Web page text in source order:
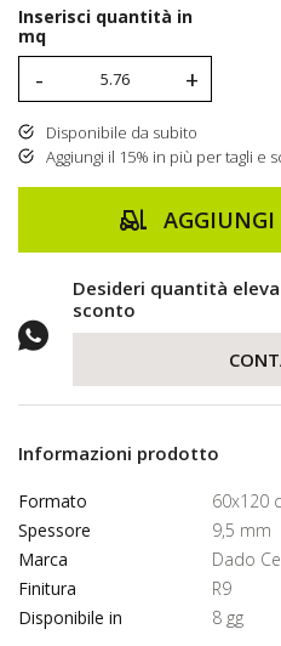
Inserisci quantità in
mq
- +
Disponibile da subito
Aggiungi il 15% in più per tagli e
AGGIUNGI
Desideri quantità
sconto
Informazioni prodotto
Formato
60x120
Spessore
9,5 mm
Marca
Dado
Finitura
R9
Disponibile in
8 gg